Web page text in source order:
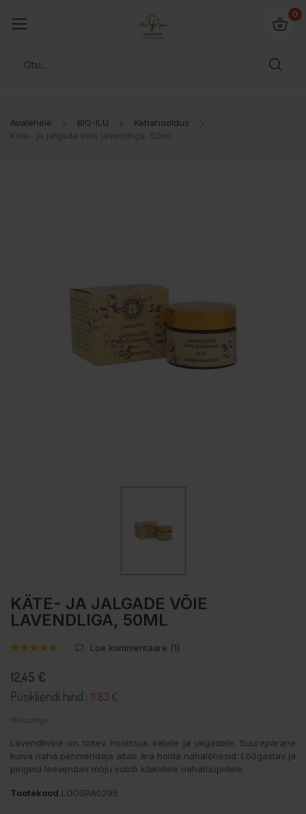
0
Avalehele BIO-ILU
Kehahooldus
Käte- ja jalgade võie lavendliga, 50ml
KÄTE- JA JALGADE VÕIE
LAVENDLIGA, 50ML
Loe kommentaare (1)
12,45 €
Püsikliendi hind : 11.83 €
Maksudega
Lavendlivõie on toitev hoolitsus kätele ja jalgadele. Suurepärane
kuiva naha pehmendaja aitab ära hoida nahalõhesid. Lõõgastav ja
pingeid leevendav mõju sobib kõikidele nahatüüpidele.
Tootekood LOOSPA0295